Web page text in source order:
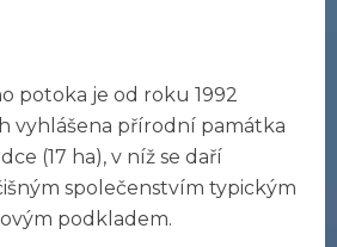
potoka je od roku 1992
vyhlášena přírodní památka
(17 ha), v níž se daří
společenstvím typickým
podkladem.